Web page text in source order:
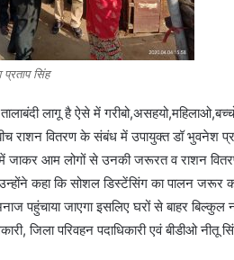
सिंह
लागू है ऐसे में
राशन वितरण के संबंध में उपायुक्त डॉ भुवनेश
जाकर आम लोगों से उनकी जरूरत व राशन
कहा कि सोशल डिस्टेंसिंग का पालन जरूर
पहुंचाया जाएगा इसलिए घरों से बाहर बिल्कुल
जिला परिवहन पदाधिकारी एवं बीडीओ नीतू